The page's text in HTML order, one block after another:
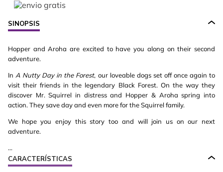
SINOPSIS
Hopper and Aroha are excited to have you along on their second
adventure.
In A Nutty Day in the Forest, our loveable dogs set off once again to
visit their friends in the legendary Black Forest. On the way they
discover Mr. Squirrel in distress and Hopper & Aroha spring into
action. They save day and even more for the Squirrel family.
We hope you enjoy this story too and will join us on our next
adventure.
...
CARACTERÍSTICAS